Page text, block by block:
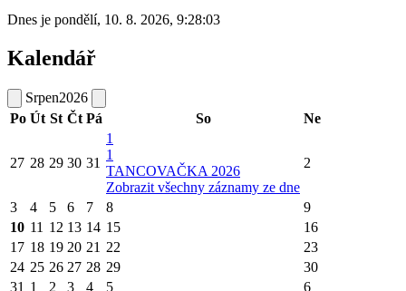
Dnes je pondělí, 10. 8. 2026, 9:28:03
Kalendář
Srpen2026
Po Út St Čt Pá So Ne
27 28 29 30 31
1
1
TANCOVAČKA 2026
Zobrazit všechny záznamy ze dne
2
3 4 5 6 7 8
9
10 11 12 13 14 15
16
17 18 19 20 21 22
23
24 25 26 27 28 29
30
31 1 2 3 4 5 6